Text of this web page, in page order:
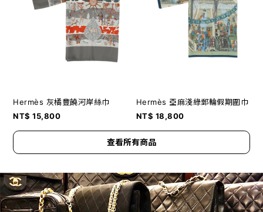
Hermès 灰橘豐饒河岸絲巾
NT$ 15,800
Hermès 亞麻淺綠郵輪假期圍巾
NT$ 18,800
查看所有商品